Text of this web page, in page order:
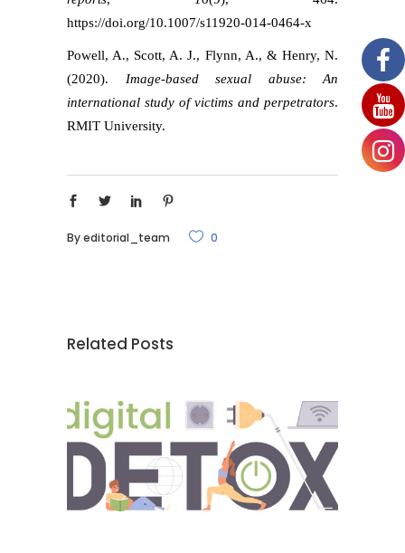
https://doi.org/10.1007/s11920-014-0464-x
Powell, A., Scott, A. J., Flynn, A., & Henry, N.
(2020). Image-based sexual abuse: An
international study of victims and perpetrators.
RMIT University.
Byeditorial_team 0
Related Posts